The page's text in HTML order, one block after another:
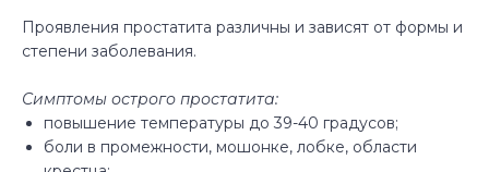
Проявления простатита различны и зависят от формы и
степени заболевания.
Симптомы острого простатита:
повышение температуры до 39-40 градусов;
боли в промежности, мошонке, лобке, области